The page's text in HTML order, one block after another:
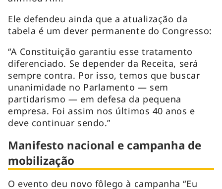
Ele defendeu ainda que a atualização da
tabela é um dever permanente do Congresso:
“A Constituição garantiu esse tratamento
diferenciado. Se depender da Receita, será
sempre contra. Por isso, temos que buscar
unanimidade no Parlamento — sem
partidarismo — em defesa da pequena
empresa. Foi assim nos últimos 40 anos e
deve continuar sendo.”
Manifesto nacional e campanha de
mobilização
O evento deu novo fôlego à campanha “Eu